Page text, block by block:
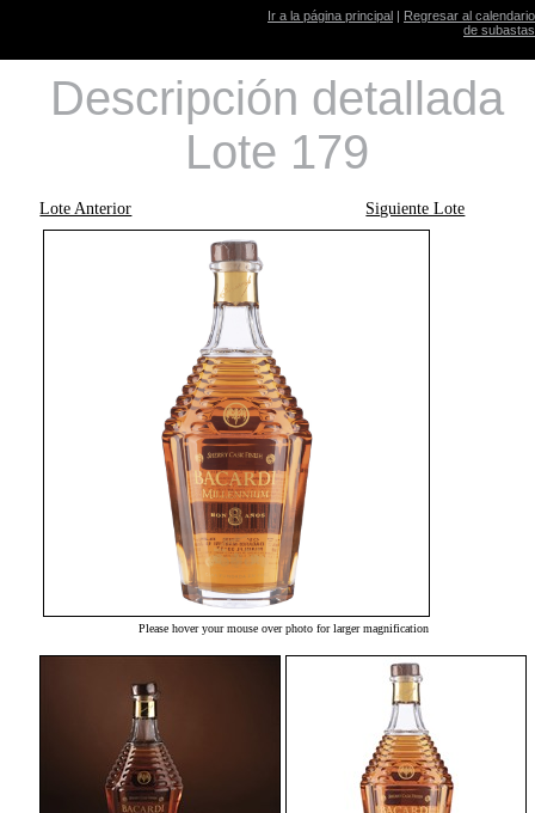
Ir a la página principal | Regresar al calendario
de subastas
Descripción detallada
Lote 179
Lote Anterior Siguiente Lote
Please hover your mouse over photo for larger magnification